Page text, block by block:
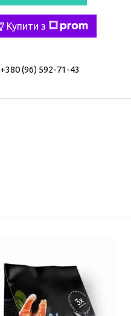
Купити з
+380 (96) 592-71-43